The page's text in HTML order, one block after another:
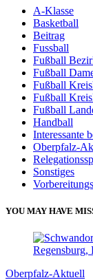
A-Klasse
Basketball
Beitrag
Fussball
Fußball
Fußball
Fußball
Fußball
Fußball
Handball
Interessante
Oberpfalz-
Sonstiges
YOU MAY HAVE
Oberpfalz-Aktuell